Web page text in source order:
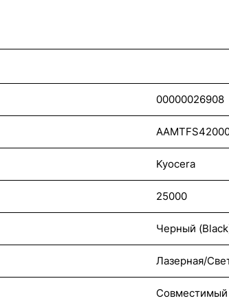
00000026908
Kyocera
25000
Черный
Лазерная/
Совместимый